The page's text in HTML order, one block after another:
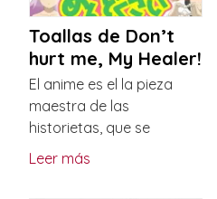
Toallas de Don’t
hurt me, My Healer!
El anime es el la pieza
maestra de las
historietas, que se
Leer más